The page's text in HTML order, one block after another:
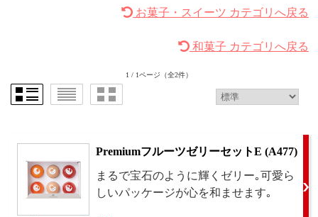
お菓子・スイーツ カテゴリへ戻る
和菓子 カテゴリへ戻る
1 / 1ページ （全2件）
PremiumフルーツゼリーセットE (A477)
まるで宝石のように輝くゼリー｡可愛ら
しいパッケージが心を和ませます｡